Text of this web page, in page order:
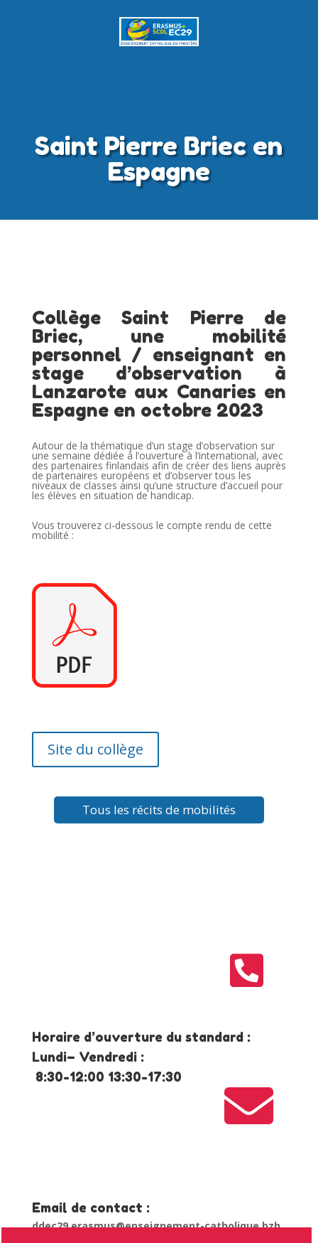
Saint Pierre Briec en
Espagne
Collège Saint Pierre de
Briec, une mobilité
personnel / enseignant en
stage d’observation à
Lanzarote aux Canaries en
Espagne en octobre 2023
Autour de la thématique d’un stage d’observation sur
une semaine dédiée à l’ouverture à l’international, avec
des partenaires finlandais afin de créer des liens auprès
de partenaires européens et d’observer tous les
niveaux de classes ainsi qu’une structure d’accueil pour
les élèves en situation de handicap.
Vous trouverez ci-dessous le compte rendu de cette
mobilité :
Site du collège
Tous les récits de mobilités

Horaire d’ouverture du standard :
Lundi– Vendredi :
8:30-12:00 13:30-17:30

Email de contact :
ddec29.erasmus@enseignement-catholique.bzh